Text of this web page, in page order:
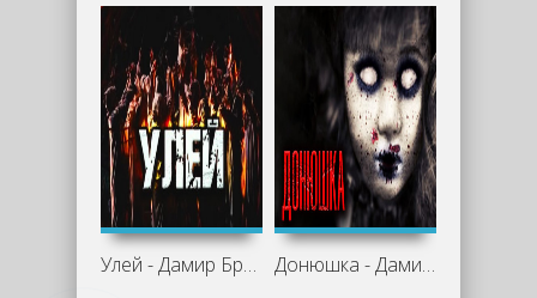
Улей - Дамир Брэди Донюшка - Дамир Брэди